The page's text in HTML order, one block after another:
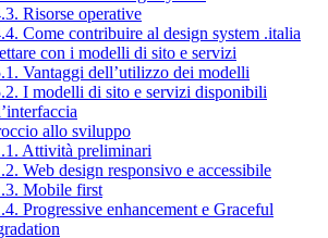
Risorse operative
Come contribuire al design system .italia
con i modelli di sito e servizi
Vantaggi dell’utilizzo dei modelli
I modelli di sito e servizi disponibili
allo sviluppo
Attività preliminari
Web design responsivo e accessibile
Mobile first
Progressive enhancement e Graceful